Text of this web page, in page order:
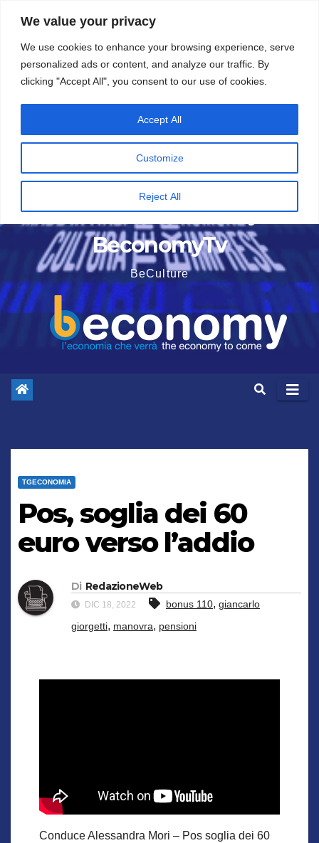
We value your privacy
We use cookies to enhance your browsing experience, serve
personalized ads or content, and analyze our traffic. By
clicking "Accept All", you consent to our use of cookies.
Customize
Reject All
Accept All
contenuto
5 Agosto 2026
BeconomyTv
BeCulture
TGECONOMIA
Pos, soglia dei 60
euro verso l’addio
Di RedazioneWeb
DIC 18, 2022 bonus 110, giancarlo
giorgetti, manovra, pensioni
Conduce Alessandra Mori – Pos soglia dei 60